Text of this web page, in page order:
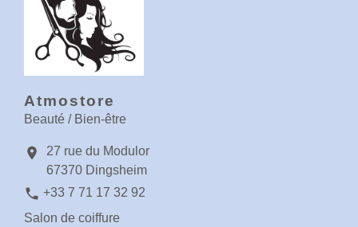
Atmostore
Beauté / Bien-être
location_on
27 rue du Modulor
67370 Dingsheim
phone +33 7 71 17 32 92
Salon de coiffure